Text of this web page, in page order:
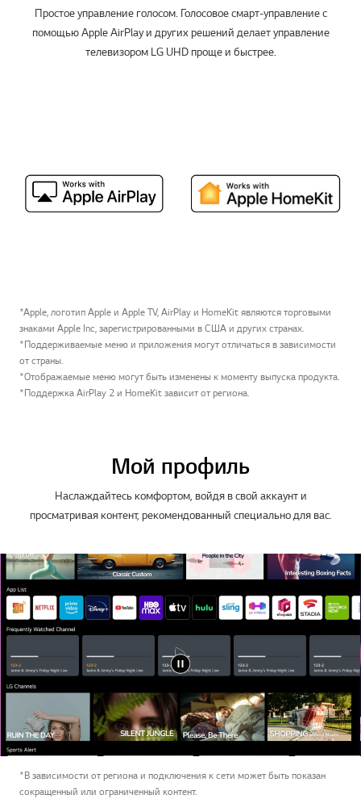
Простое управление голосом. Голосовое смарт-управление с
помощью Apple AirPlay и других решений делает управление
телевизором LG UHD проще и быстрее.
*Apple, логотип Apple и Apple TV, AirPlay и HomeKit являются торговыми
знаками Apple Inc, зарегистрированными в США и других странах.
*Поддерживаемые меню и приложения могут отличаться в зависимости
от страны.
*Отображаемые меню могут быть изменены к моменту выпуска продукта.
*Поддержка AirPlay 2 и HomeKit зависит от региона.
Мой профиль
Наслаждайтесь комфортом, войдя в свой аккаунт и
просматривая контент, рекомендованный специально для вас.
*В зависимости от региона и подключения к сети может быть показан
сокращенный или ограниченный контент.